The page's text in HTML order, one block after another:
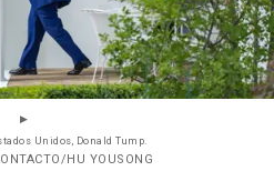
Unidos, Donald Tump.
HU YOUSONG